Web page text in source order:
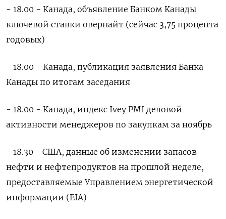
- 18.00 - Канада, объявление Банком Канады
ключевой ставки овернайт (сейчас 3,75 процента
годовых)
- 18.00 - Канада, публикация заявления Банка
Канады по итогам заседания
- 18.00 - Канада, индекс Ivey PMI деловой
активности менеджеров по закупкам за ноябрь
- 18.30 - США, данные об изменении запасов
нефти и нефтепродуктов на прошлой неделе,
предоставляемые Управлением энергетической
информации (EIA)